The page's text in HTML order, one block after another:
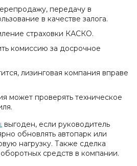
передачу в
в качестве залога.
страховки КАСКО.
комиссию за досрочное
лизинговая компания вправе
может проверять техническое
выгоден, если руководитель
обновлять автопарк или
нагрузку. Также сделка
средств в компании.